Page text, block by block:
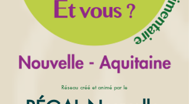
Réseau créé et animé par le